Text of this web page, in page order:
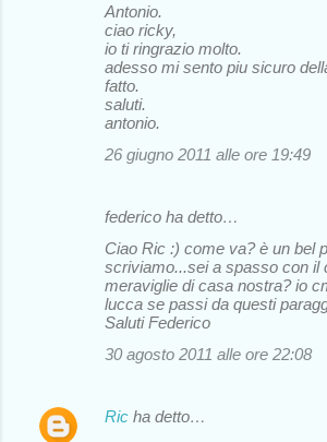
Antonio.
ciao ricky,
io ti ringrazio molto.
adesso mi sento piu sicuro
fatto.
saluti.
antonio.
26 giugno 2011 alle ore 19:49
federico ha detto…
Ciao Ric :) come va? è un bel
scriviamo...sei a spasso con il
meraviglie di casa nostra? io
lucca se passi da questi
Saluti Federico
30 agosto 2011 alle ore 22:08
Ric ha detto…